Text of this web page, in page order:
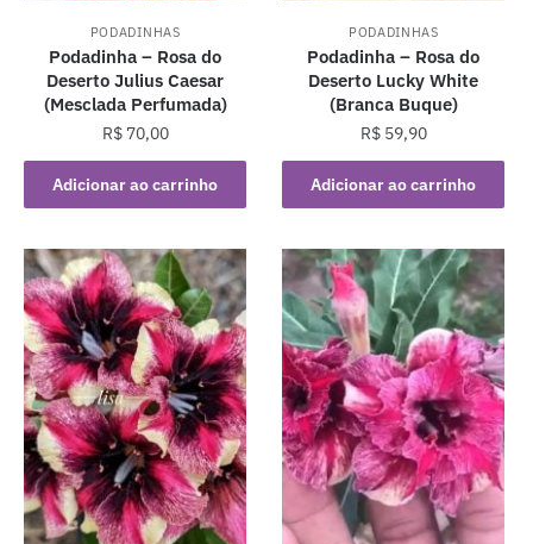
PODADINHAS
Podadinha – Rosa do
Deserto Julius Caesar
(Mesclada Perfumada)
R$70,00
Adicionar ao carrinho
PODADINHAS
Podadinha – Rosa do
Deserto Lucky White
(Branca Buque)
R$59,90
Adicionar ao carrinho